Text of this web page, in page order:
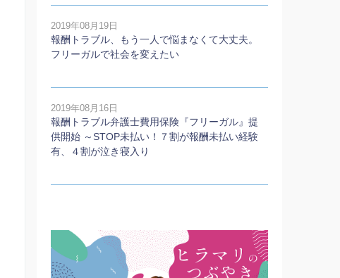
2019年08月19日
報酬トラブル、もう一人で悩まなくて大丈夫。
フリーガルで社会を変えたい
2019年08月16日
報酬トラブル弁護士費用保険『フリーガル』提
供開始 ～STOP未払い！７割が報酬未払い経験
有、４割が泣き寝入り